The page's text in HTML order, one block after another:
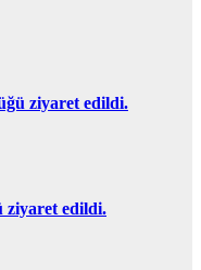
ziyaret edildi.
ziyaret edildi.